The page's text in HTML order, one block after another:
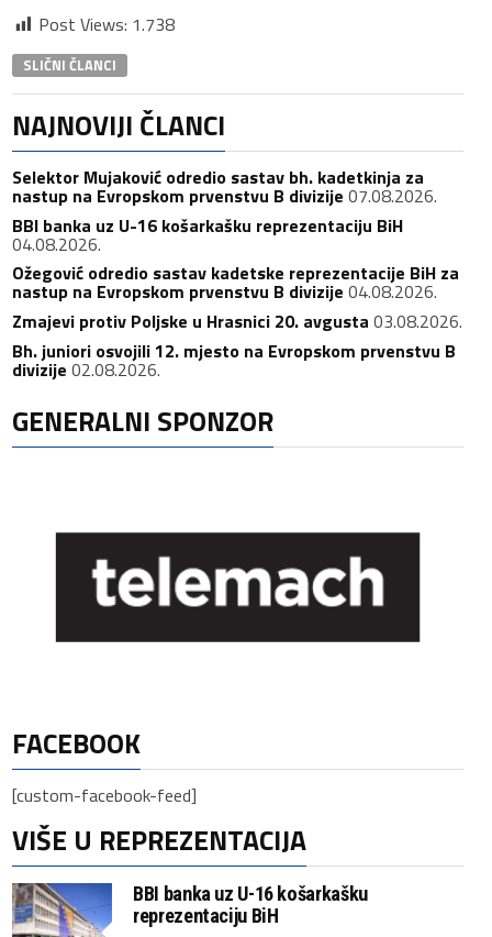
Post Views: 1.738
SLIČNI ČLANCI
NAJNOVIJI ČLANCI
Selektor Mujaković odredio sastav bh. kadetkinja za
nastup na Evropskom prvenstvu B divizije 07.08.2026.
BBI banka uz U-16 košarkašku reprezentaciju BiH
04.08.2026.
Ožegović odredio sastav kadetske reprezentacije BiH za
nastup na Evropskom prvenstvu B divizije 04.08.2026.
Zmajevi protiv Poljske u Hrasnici 20. avgusta 03.08.2026.
Bh. juniori osvojili 12. mjesto na Evropskom prvenstvu B
divizije 02.08.2026.
GENERALNI SPONZOR
FACEBOOK
[custom-facebook-feed]
VIŠE U REPREZENTACIJA
BBI banka uz U-16 košarkašku
reprezentaciju BiH